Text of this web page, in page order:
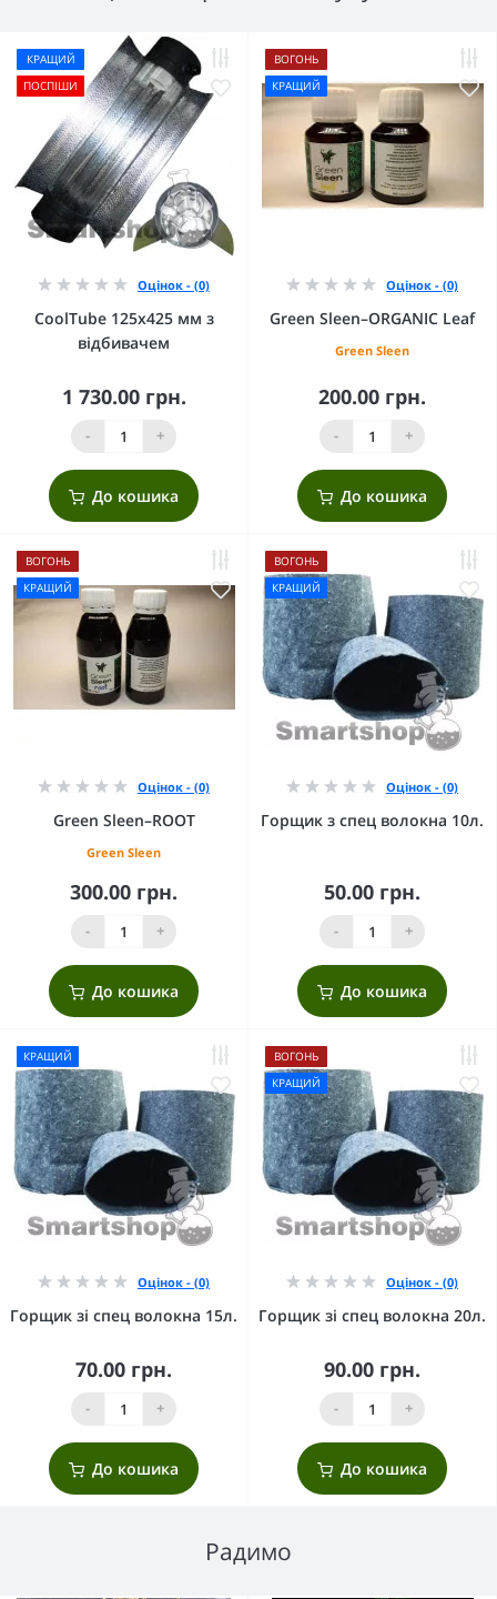
КРАЩИЙ
ПОСПІШИ
Оцінок - (0)
CoolTube 125х425 мм з
відбивачем
1 730.00 грн.
- +
До кошика
ВОГОНЬ
КРАЩИЙ
Оцінок - (0)
Green Sleen–ORGANIC Leaf
Green Sleen
200.00 грн.
- +
До кошика
ВОГОНЬ
КРАЩИЙ
Оцінок - (0)
Green Sleen–ROOT
Green Sleen
300.00 грн.
- +
До кошика
ВОГОНЬ
КРАЩИЙ
Оцінок - (0)
Горщик з спец волокна 10л.
50.00 грн.
- +
До кошика
КРАЩИЙ
Оцінок - (0)
Горщик зі спец волокна 15л.
70.00 грн.
- +
До кошика
ВОГОНЬ
КРАЩИЙ
Оцінок - (0)
Горщик зі спец волокна 20л.
90.00 грн.
- +
До кошика
Радимо